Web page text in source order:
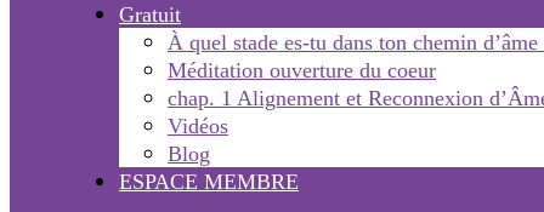
Gratuit
À quel stade es-tu dans ton chemin d’âme
Méditation ouverture du coeur
chap. 1 Alignement et Reconnexion
Vidéos
Blog
ESPACE MEMBRE